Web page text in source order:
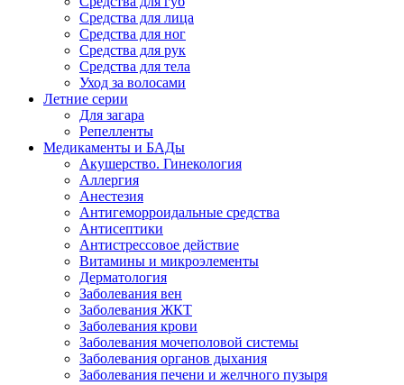
Средства для лица
Средства для ног
Средства для рук
Средства для тела
Уход за волосами
Летние серии
Для загара
Репелленты
Медикаменты и БАДы
Акушерство. Гинекология
Аллергия
Анестезия
Антигеморроидальные средства
Антисептики
Антистрессовое действие
Витамины и микроэлементы
Дерматология
Заболевания вен
Заболевания ЖКТ
Заболевания крови
Заболевания мочеполовой системы
Заболевания органов дыхания
Заболевания печени и желчного пузыря